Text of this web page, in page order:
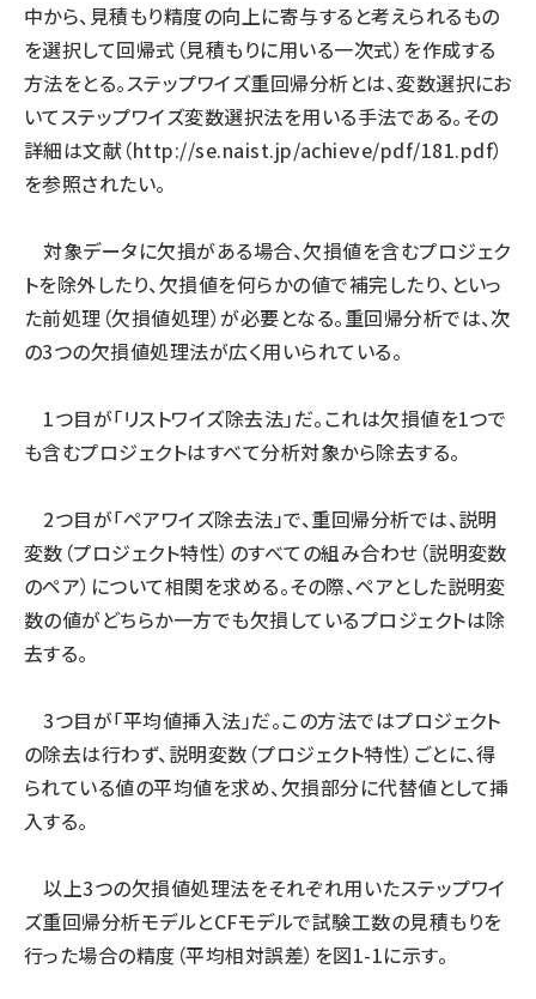
中から、見積もり精度の向上に寄与すると考えられるもの
を選択して回帰式（見積もりに用いる一次式）を作成する
方法をとる。ステップワイズ重回帰分析とは、変数選択にお
いてステップワイズ変数選択法を用いる手法である。その
詳細は文献（http://se.naist.jp/achieve/pdf/181.pdf）
を参照されたい。
対象データに欠損がある場合、欠損値を含むプロジェク
トを除外したり、欠損値を何らかの値で補完したり、といっ
た前処理（欠損値処理）が必要となる。重回帰分析では、次
の3つの欠損値処理法が広く用いられている。
1つ目が「リストワイズ除去法」だ。これは欠損値を1つで
も含むプロジェクトはすべて分析対象から除去する。
2つ目が「ペアワイズ除去法」で、重回帰分析では、説明
変数（プロジェクト特性）のすべての組み合わせ（説明変数
のペア）について相関を求める。その際、ペアとした説明変
数の値がどちらか一方でも欠損しているプロジェクトは除
去する。
3つ目が「平均値挿入法」だ。この方法ではプロジェクト
の除去は行わず、説明変数（プロジェクト特性）ごとに、得
られている値の平均値を求め、欠損部分に代替値として挿
入する。
以上3つの欠損値処理法をそれぞれ用いたステップワイ
ズ重回帰分析モデルとCFモデルで試験工数の見積もりを
行った場合の精度（平均相対誤差）を図1-1に示す。